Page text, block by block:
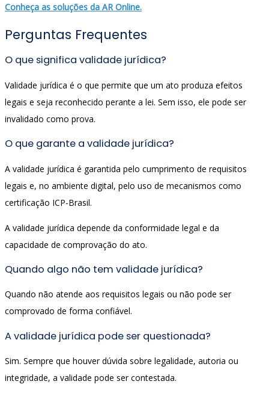
Conheça as soluções da AR Online.
Perguntas Frequentes
O que significa validade jurídica?
Validade jurídica é o que permite que um ato produza efeitos
legais e seja reconhecido perante a lei. Sem isso, ele pode ser
invalidado como prova.
O que garante a validade jurídica?
A validade jurídica é garantida pelo cumprimento de requisitos
legais e, no ambiente digital, pelo uso de mecanismos como
certificação ICP-Brasil.
A validade jurídica depende da conformidade legal e da
capacidade de comprovação do ato.
Quando algo não tem validade jurídica?
Quando não atende aos requisitos legais ou não pode ser
comprovado de forma confiável.
A validade jurídica pode ser questionada?
Sim. Sempre que houver dúvida sobre legalidade, autoria ou
integridade, a validade pode ser contestada.